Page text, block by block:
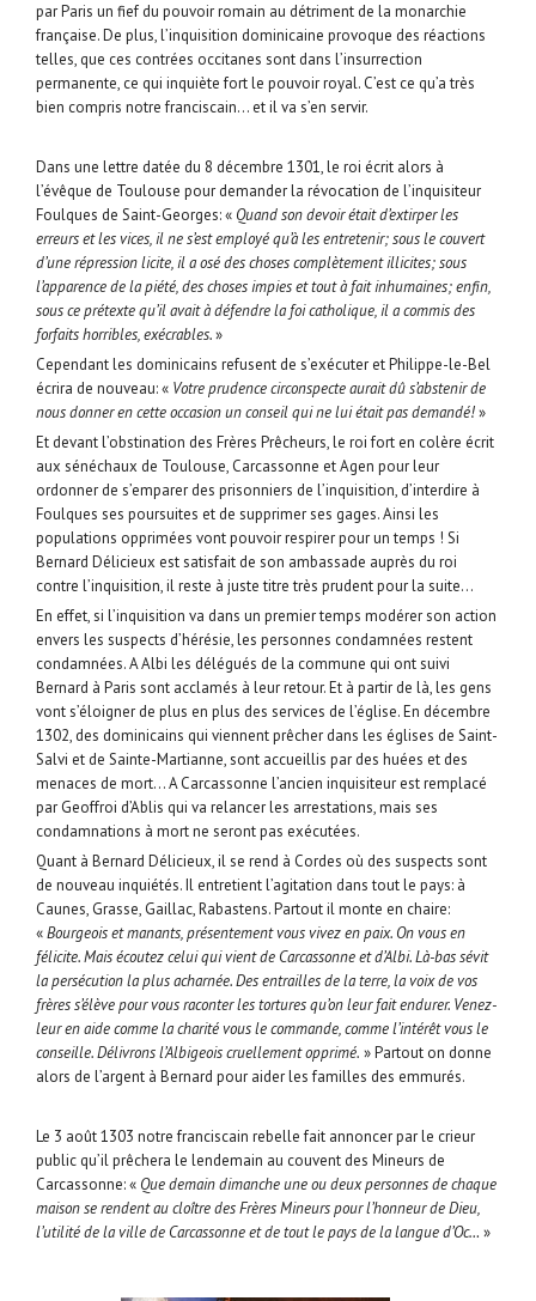
par Paris un fief du pouvoir romain au détriment de la monarchie
française. De plus, l’inquisition dominicaine provoque des réactions
telles, que ces contrées occitanes sont dans l’insurrection
permanente, ce qui inquiète fort le pouvoir royal. C’est ce qu’a très
bien compris notre franciscain… et il va s’en servir.
Dans une lettre datée du 8 décembre 1301, le roi écrit alors à
l’évêque de Toulouse pour demander la révocation de l’inquisiteur
Foulques de Saint-Georges: « Quand son devoir était d’extirper les
erreurs et les vices, il ne s’est employé qu’à les entretenir; sous le couvert
d’une répression licite, il a osé des choses complètement illicites; sous
l’apparence de la piété, des choses impies et tout à fait inhumaines; enfin,
sous ce prétexte qu’il avait à défendre la foi catholique, il a commis des
forfaits horribles, exécrables.»
Cependant les dominicains refusent de s’exécuter et Philippe-le-Bel
écrira de nouveau: « Votre prudence circonspecte aurait dû s’abstenir de
nous donner en cette occasion un conseil qui ne lui était pas demandé!»
Et devant l’obstination des Frères Prêcheurs, le roi fort en colère écrit
aux sénéchaux de Toulouse, Carcassonne et Agen pour leur
ordonner de s’emparer des prisonniers de l’inquisition, d’interdire à
Foulques ses poursuites et de supprimer ses gages. Ainsi les
populations opprimées vont pouvoir respirer pour un temps ! Si
Bernard Délicieux est satisfait de son ambassade auprès du roi
contre l’inquisition, il reste à juste titre très prudent pour la suite…
En effet, si l’inquisition va dans un premier temps modérer son action
envers les suspects d’hérésie, les personnes condamnées restent
condamnées. A Albi les délégués de la commune qui ont suivi
Bernard à Paris sont acclamés à leur retour. Et à partir de là, les gens
vont s’éloigner de plus en plus des services de l’église. En décembre
1302, des dominicains qui viennent prêcher dans les églises de Saint-
Salvi et de Sainte-Martianne, sont accueillis par des huées et des
menaces de mort… A Carcassonne l’ancien inquisiteur est remplacé
par Geoffroi d’Ablis qui va relancer les arrestations, mais ses
condamnations à mort ne seront pas exécutées.
Quant à Bernard Délicieux, il se rend à Cordes où des suspects sont
de nouveau inquiétés. Il entretient l’agitation dans tout le pays: à
Caunes, Grasse, Gaillac, Rabastens. Partout il monte en chaire:
«Bourgeois et manants, présentement vous vivez en paix. On vous en
félicite. Mais écoutez celui qui vient de Carcassonne et d’Albi. Là-bas sévit
la persécution la plus acharnée. Des entrailles de la terre, la voix de vos
frères s’élève pour vous raconter les tortures qu’on leur fait endurer. Venez-
leur en aide comme la charité vous le commande, comme l’intérêt vous le
conseille. Délivrons l’Albigeois cruellement opprimé. » Partout on donne
alors de l’argent à Bernard pour aider les familles des emmurés.
Le 3 août 1303 notre franciscain rebelle fait annoncer par le crieur
public qu’il prêchera le lendemain au couvent des Mineurs de
Carcassonne: « Que demain dimanche une ou deux personnes de chaque
maison se rendent au cloître des Frères Mineurs pour l’honneur de Dieu,
l’utilité de la ville de Carcassonne et de tout le pays de la langue d’Oc… »